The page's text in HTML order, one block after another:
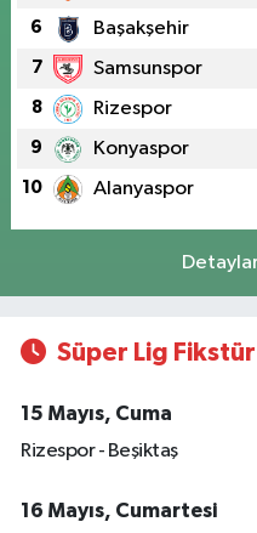
6 Başakşehir
7 Samsunspor
8 Rizespor
9 Konyaspor
10 Alanyaspor
Süper Lig Fikstür
15 Mayıs, Cuma
Rizespor - Beşiktaş
16 Mayıs, Cumartesi